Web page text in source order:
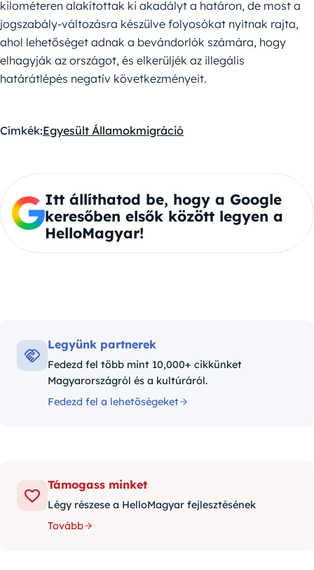
kilométeren alakítottak ki akadályt a határon, de most a
jogszabály-változásra készülve folyosókat nyitnak rajta,
ahol lehetőséget adnak a bevándorlók számára, hogy
elhagyják az országot, és elkerüljék az illegális
határátlépés negatív következményeit.
Címkék:Egyesült Államokmigráció
Itt állíthatod be, hogy a Google
keresőben elsők között legyen a
HelloMagyar!
Legyünk partnerek
Fedezd fel több mint 10,000+ cikkünket
Magyarországról és a kultúráról.
Fedezd fel a lehetőségeket
Támogass minket
Légy részese a HelloMagyar fejlesztésének
Tovább